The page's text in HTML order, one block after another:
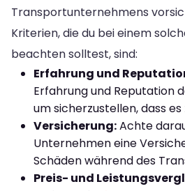
Transportunternehmens
Kriterien, die du bei einem
beachten solltest, sind:
Erfahrung und
Erfahrung und Reputation
um sicherzustellen, dass es
Versicherung:Achte
Unternehmen eine
Schäden während des
Preis- und